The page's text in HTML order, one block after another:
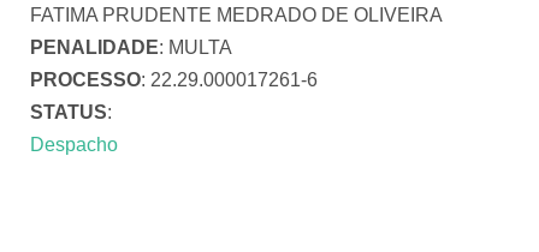
FATIMA PRUDENTE MEDRADO DE OLIVEIRA
PENALIDADE: MULTA
PROCESSO: 22.29.000017261-6
STATUS:
Despacho